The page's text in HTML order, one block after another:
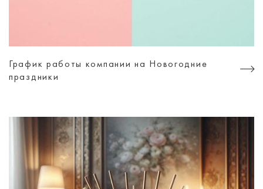
График работы компании на Новогодние
праздники